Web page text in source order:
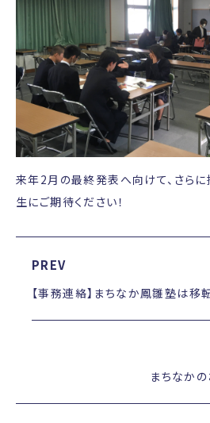
来年2月の最終発表へ向けて、さら
生にご期待ください！
PREV
【事務連絡】まちなか鳳雛塾は移
まちなか